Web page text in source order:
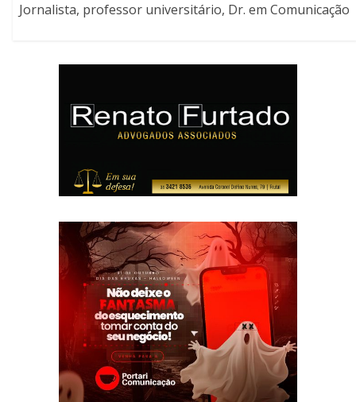
Jornalista, professor universitário, Dr. em Comunicação